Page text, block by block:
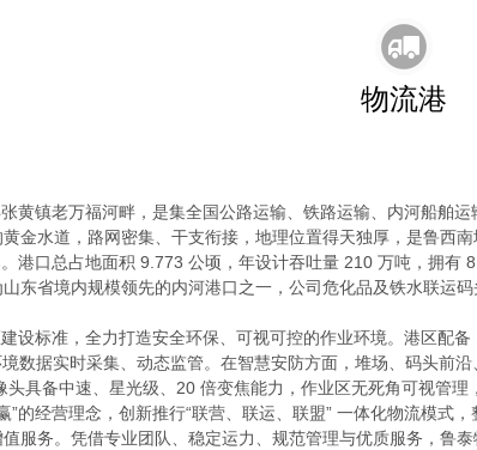
物流港
黄镇老万福河畔，是集全国公路运输、铁路运输、内河船舶
金水道，路网密集、干支衔接，地理位置得天独厚，是鲁西
港口总占地面积 9.773 公顷，年设计吞吐量 210 万吨，拥
东省境内规模领先的内河港口之一，公司危化品及铁水联运
设标准，全力打造安全环保、可视可控的作业环境。港区配
数据实时采集、动态监管。在智慧安防方面，堆场、码头前
具备中速、星光级、20 倍变焦能力，作业区无死角可视管理
”的经营理念，创新推行“联营、联运、联盟” 一体化物流模式
服务。凭借专业团队、稳定运力、规范管理与优质服务，鲁